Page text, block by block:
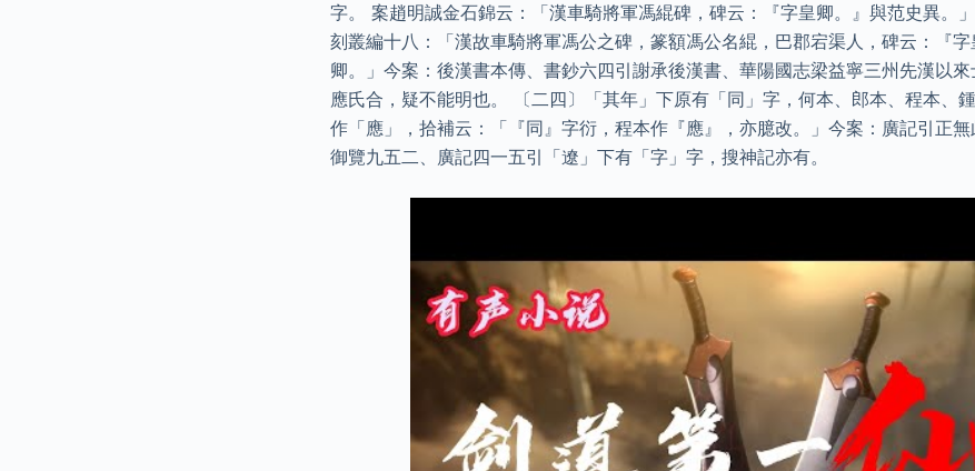
字。 案趙明誠金石錦云：「漢車騎將軍馮緄碑，碑云：『字皇卿。』與范史異。
刻叢編十八：「漢故車騎將軍馮公之碑，篆額馮公名緄，巴郡宕渠人，碑云：『
卿。」今案：後漢書本傳、書鈔六四引謝承後漢書、華陽國志梁益寧三州先漢以
應氏合，疑不能明也。 〔二四〕「其年」下原有「同」字，何本、郎本、程本、
作「應」，拾補云：「『同』字衍，程本作『應』，亦臆改。」今案：廣記引正無
御覽九五二、廣記四一五引「遼」下有「字」字，搜神記亦有。